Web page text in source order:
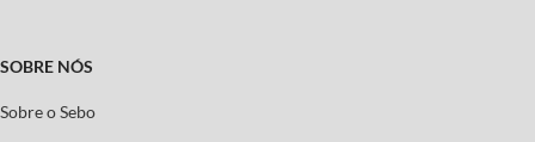
SOBRE NÓS
Sobre o Sebo